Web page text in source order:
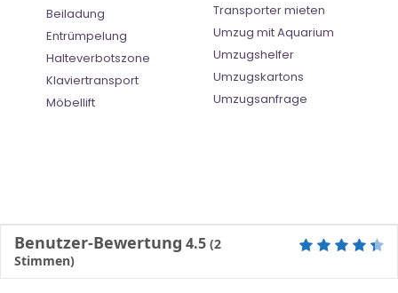
Beiladung
Entrümpelung
Halteverbotszone
Klaviertransport
Möbellift
Transporter mieten
Umzug mit Aquarium
Umzugshelfer
Umzugskartons
Umzugsanfrage
Benutzer-Bewertung 4.5 (2
Stimmen)